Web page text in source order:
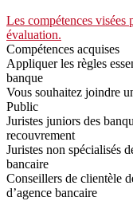
Les compétences visées
évaluation.
Compétences acquises
Appliquer les règles
banque
Vous souhaitez joindre
Public
Juristes juniors des
recouvrement
Juristes non spécialisés
bancaire
Conseillers de clientèle
d’agence bancaire